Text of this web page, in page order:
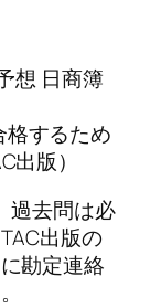
想 日商簿
格するため
版）
過去問は必
出版の
勘定連絡